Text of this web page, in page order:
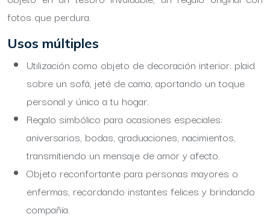
fotos que perdura.
Usos múltiples
Utilización como objeto de decoración interior: plaid
sobre un sofá, jeté de cama, aportando un toque
personal y único a tu hogar.
Regalo simbólico para ocasiones especiales:
aniversarios, bodas, graduaciones, nacimientos,
transmitiendo un mensaje de amor y afecto.
Objeto reconfortante para personas mayores o
enfermas, recordando instantes felices y brindando
compañía.